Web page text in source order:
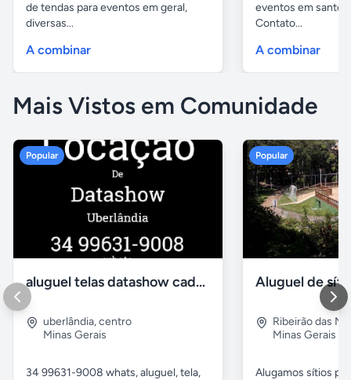
de tendas para eventos em geral,
diversas...
A combinar
eventos em santo
Contato...
A combinar
Mais Vistos em Comunidade
Popular
aluguel telas datashow cadeiras uberlândia
uberlândia,centro
Minas Gerais
34 99631-9008 whats, aluguel, tela,
Popular
Ribeirão das
Minas Gerais
Alugamos sítios